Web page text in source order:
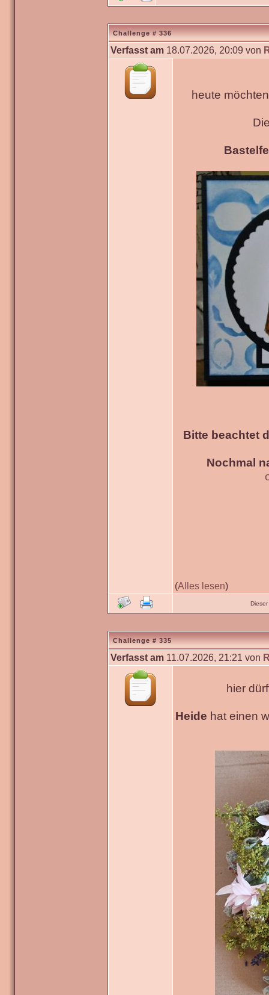
Challenge # 336
Verfasst am 18.07.2026, 20:09 von
heute
Bitte beachtet
Nochmal
(Alles lesen)
Challenge # 335
Verfasst am 11.07.2026, 21:21 von
hier
Heide hat einen